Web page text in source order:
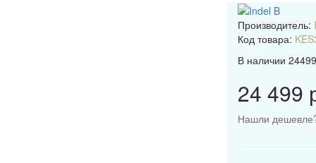
Производитель:
Код товара:
В наличии 24499
24 499
Нашли